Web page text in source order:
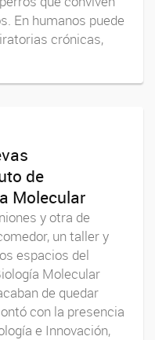
En humanos puede
crónicas,
de
Molecular
y otra de
un taller y
espacios del
Molecular
de quedar
con la presencia
e Innovación,